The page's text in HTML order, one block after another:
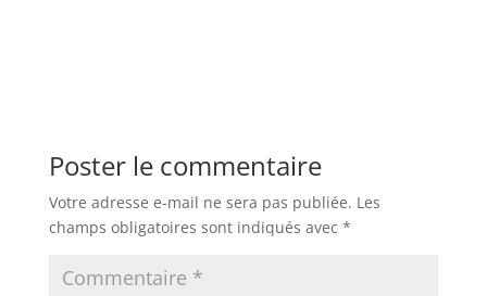
Poster le commentaire
Votre adresse e-mail ne sera pas publiée. Les
champs obligatoires sont indiqués avec *